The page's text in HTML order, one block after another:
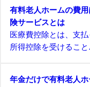
有料老人ホームの費
険サービスとは
医療費控除とは、支
所得控除を受けること
年金だけで有料老人